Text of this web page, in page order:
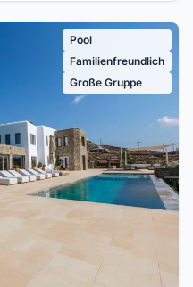
Pool
Familienfreundlich
Große Gruppe